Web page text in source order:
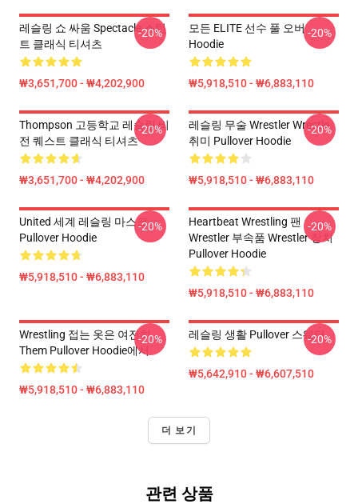
레슬링 쇼 싸움 Spectacle 스턴
트 클래식 티셔츠
₩3,651,700 - ₩4,202,900
-20%
모든 ELITE 선수 풀 오버
Hoodie
₩5,918,510 - ₩6,883,110
-20%
Thompson 고등학교 레슬링 비
전 퀘스트 클래식 티셔츠
₩3,651,700 - ₩4,202,900
-20%
레슬링 무술 Wrestler Wrestle
취미 Pullover Hoodie
₩5,918,510 - ₩6,883,110
-20%
United 세계 레슬링 마스크
Pullover Hoodie
₩5,918,510 - ₩6,883,110
-20%
Heartbeat Wrestling 팬
Wrestler 부속품 Wrestler 장치
Pullover Hoodie
₩5,918,510 - ₩6,883,110
-20%
Wrestling 접는 옷은 여전히
Them Pullover Hoodie에서
₩5,918,510 - ₩6,883,110
-20% 레슬링 생활 Pullover 스웨터
₩5,642,910 - ₩6,607,510
-20%
더 보기
관련 상품